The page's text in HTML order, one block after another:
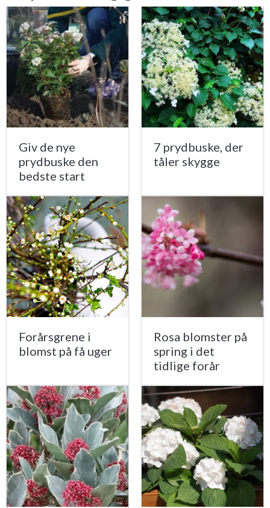
Giv de nye
prydbuske den
bedste start
7 prydbuske, der
tåler skygge
Forårsgrene i
blomst på få uger
Rosa blomster på
spring i det
tidlige forår